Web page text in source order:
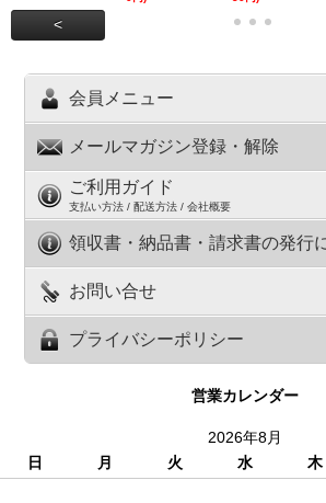
<
会員メニュー
メールマガジン登録・解除
ご利用ガイド
支払い方法 / 配送方法 / 会社概要
領収書・納品書・請求書の発行
お問い合せ
プライバシーポリシー
営業カレンダー
2026年8月
日
月 火 水 木